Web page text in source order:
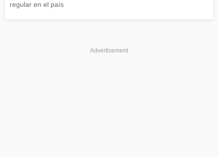
regular en el país
Advertisement